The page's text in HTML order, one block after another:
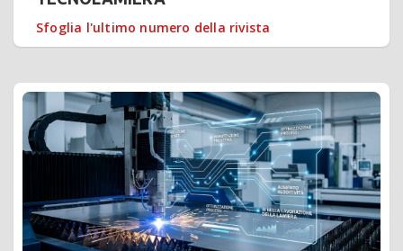
Sfoglia l'ultimo numero della rivista